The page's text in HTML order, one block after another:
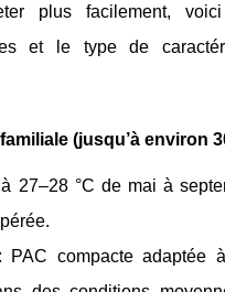
plus facilement,
et le type de
(jusqu’à environ
27–28 °C de mai à
PAC compacte adaptée